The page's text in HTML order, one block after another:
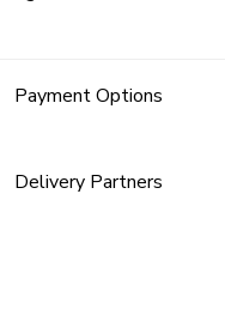
Payment Options
Delivery Partners